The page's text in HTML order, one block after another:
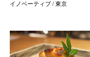
イノベーティブ / 東京